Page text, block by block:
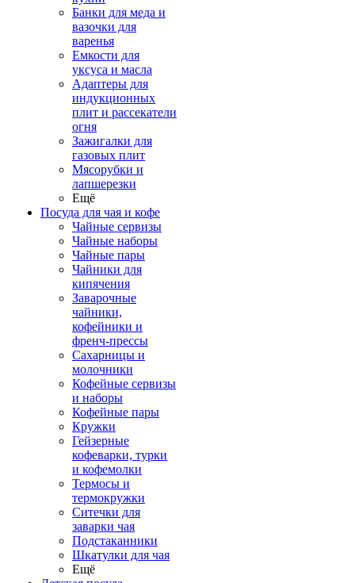
Банки для меда и
вазочки для
варенья
Емкости для
уксуса и масла
Адаптеры для
индукционных
плит и рассекатели
огня
Зажигалки для
газовых плит
Мясорубки и
лапшерезки
Ещё
Посуда для чая и кофе
Чайные сервизы
Чайные наборы
Чайные пары
Чайники для
кипячения
Заварочные
чайники,
кофейники и
френч-прессы
Сахарницы и
молочники
Кофейные сервизы
и наборы
Кофейные пары
Кружки
Гейзерные
кофеварки, турки
и кофемолки
Термосы и
термокружки
Ситечки для
заварки чая
Подстаканники
Шкатулки для чая
Ещё